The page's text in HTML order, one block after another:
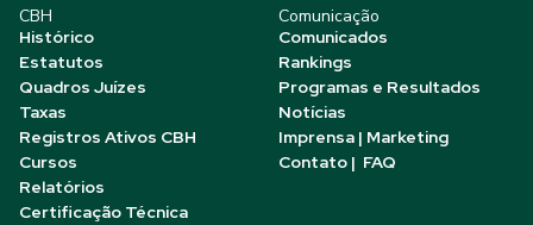
CBH
Histórico
Estatutos
Quadros Juízes
Taxas
Registros Ativos CBH
Cursos
Relatórios
Certificação Técnica
Comunicação
Comunicados
Rankings
Programas e Resultados
Notícias
Imprensa | Marketing
Contato | FAQ